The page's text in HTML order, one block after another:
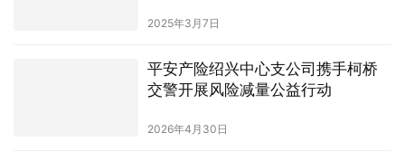
2025年3月7日
平安产险绍兴中心支公司携手柯桥
交警开展风险减量公益行动
2026年4月30日